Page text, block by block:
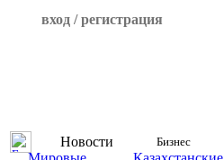
вход / регистрация
Новости Бизнес